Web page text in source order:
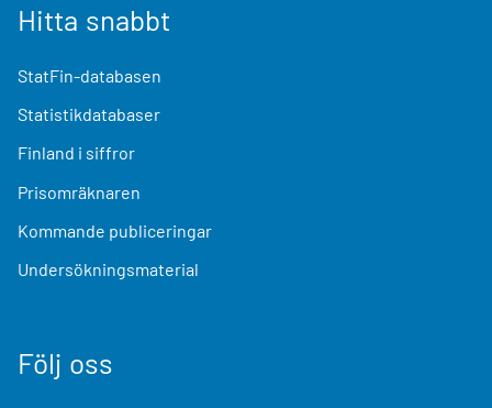
Hitta snabbt
StatFin-databasen
Statistikdatabaser
Finland i siffror
Prisomräknaren
Kommande publiceringar
Undersökningsmaterial
Följ oss